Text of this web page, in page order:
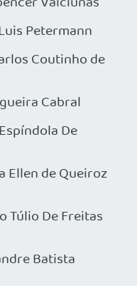
Petermann
Coutinho de
Cabral
De
Ellen de Queiroz
Túlio De Freitas
Batista